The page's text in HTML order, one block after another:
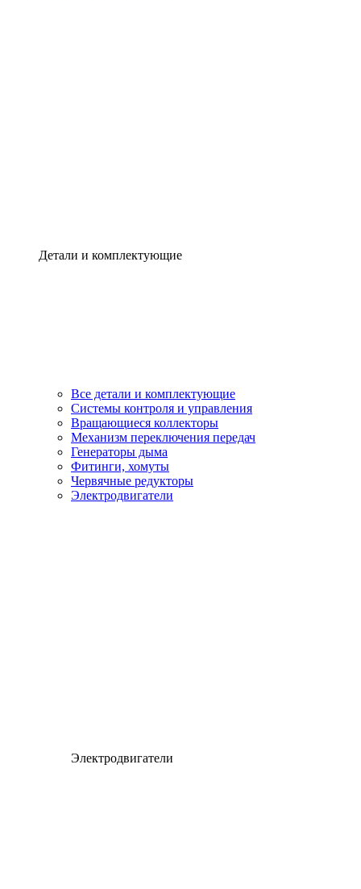
Детали и комплектующие
Все детали и комплектующие
Системы контроля и управления
Вращающиеся коллекторы
Механизм переключения передач
Генераторы дыма
Фитинги, хомуты
Червячные редукторы
Электродвигатели
Электродвигатели